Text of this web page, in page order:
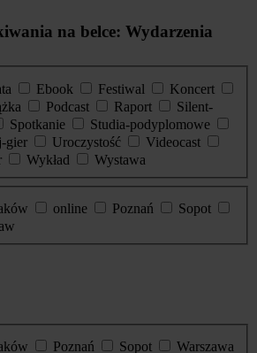
na belce: Wydarzenia
Ebook Festiwal
Koncert
Podcast Raport
Silent-
Spotkanie
Studia-podyplomowe
gier Uroczystość
Videocast
Wykład
Wystawa
online Poznań
Sopot
Poznań Sopot
Warszawa